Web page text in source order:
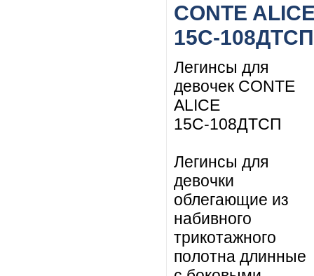
CONTE
15С-108ДТСП
Легинсы для
девочек CONTE
ALICE
15С-108ДТСП
Легинсы для
девочки
облегающие из
набивного
трикотажного
полотна длинные